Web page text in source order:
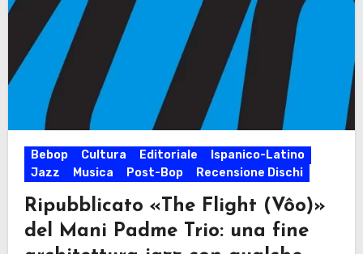
Bebop Cultura Editoriale
Ispanico-Latino
Jazz
Musica Post-Bop Recensione Dischi
Ripubblicato «The Flight (Vôo)»
del Mani Padme Trio: una fine